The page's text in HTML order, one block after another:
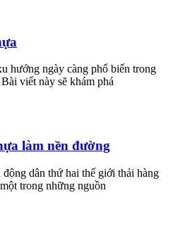
hướng ngày càng phổ biến trong
viết này sẽ khám phá
làm nền đường
dân thứ hai thế giới thải hàng
trong những nguồn